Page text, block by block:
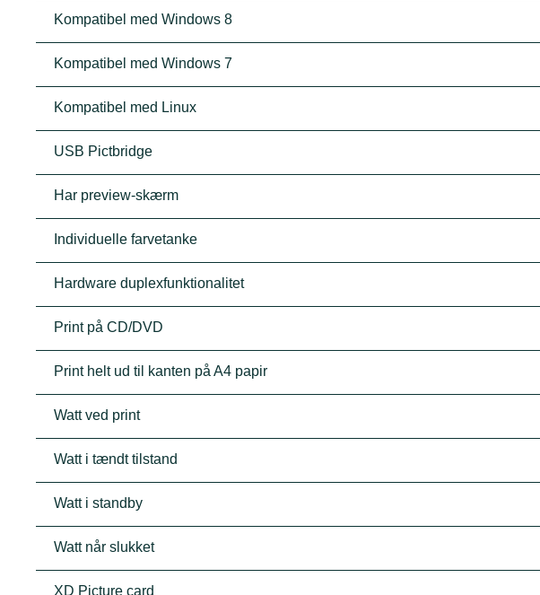
Kompatibel med Windows 8
Kompatibel med Windows 7
Kompatibel med Linux
USB Pictbridge
Har preview-skærm
Individuelle farvetanke
Hardware duplexfunktionalitet
Print på CD/DVD
Print helt ud til kanten på A4 papir
Watt ved print
Watt i tændt tilstand
Watt i standby
Watt når slukket
XD Picture card